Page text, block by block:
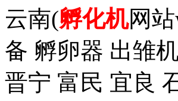
云南(孵化机网
备 孵卵器 出雏
晋宁 富民 宜良